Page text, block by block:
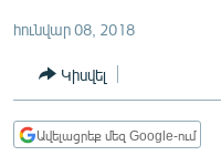
ՏՆՏԵՍՈՒԹՅՈՒՆ
ՂԱՐԱԲԱՂ
հունվար 08, 2018
Կիսվել
Ավելացրեք մեզ Google-ում